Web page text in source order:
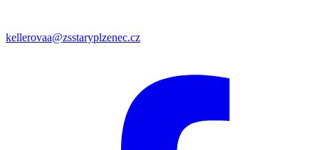
kellerovaa@zsstaryplzenec.cz